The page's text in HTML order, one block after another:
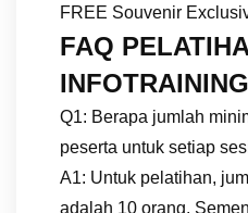
FREE Souvenir
FAQ
Q1: Berapa jumlah
peserta untuk setiap
A1: Untuk pelatihan,
adalah 10 orang.